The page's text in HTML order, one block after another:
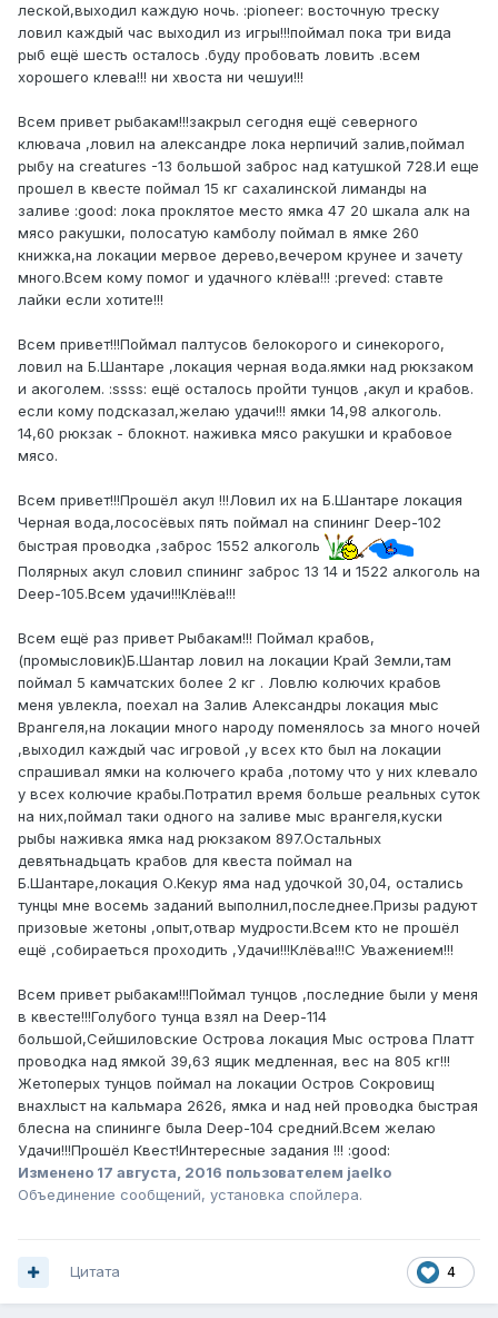
леской,выходил каждую ночь. :pioneer: восточную треску
ловил каждый час выходил из игры!!!поймал пока три вида
рыб ещё шесть осталось .буду пробовать ловить .всем
хорошего клева!!! ни хвоста ни чешуи!!!
Всем привет рыбакам!!!закрыл сегодня ещё северного
клювача ,ловил на александре лока нерпичий залив,поймал
рыбу на creatures -13 большой заброс над катушкой 728.И еще
прошел в квесте поймал 15 кг сахалинской лиманды на
заливе :good: лока проклятое место ямка 47 20 шкала алк на
мясо ракушки, полосатую камболу поймал в ямке 260
книжка,на локации мервое дерево,вечером крунее и зачету
много.Всем кому помог и удачного клёва!!! :preved: ставте
лайки если хотите!!!
Всем привет!!!Поймал палтусов белокорого и синекорого,
ловил на Б.Шантаре ,локация черная вода.ямки над рюкзаком
и акоголем. :ssss: ещё осталось пройти тунцов ,акул и крабов.
если кому подсказал,желаю удачи!!! ямки 14,98 алкоголь.
14,60 рюкзак - блокнот. наживка мясо ракушки и крабовое
мясо.
Всем привет!!!Прошёл акул !!!Ловил их на Б.Шантаре локация
Черная вода,лососёвых пять поймал на спининг Deep-102
быстрая проводка ,заброс 1552 алкоголь
Полярных акул словил спининг заброс 13 14 и 1522 алкоголь на
Deep-105.Всем удачи!!!Клёва!!!
Всем ещё раз привет Рыбакам!!! Поймал крабов,
(промысловик)Б.Шантар ловил на локации Край Земли,там
поймал 5 камчатских более 2 кг . Ловлю колючих крабов
меня увлекла, поехал на Залив Александры локация мыс
Врангеля,на локации много народу поменялось за много ночей
,выходил каждый час игровой ,у всех кто был на локации
спрашивал ямки на колючего краба ,потому что у них клевало
у всех колючие крабы.Потратил время больше реальных суток
на них,поймал таки одного на заливе мыс врангеля,куски
рыбы наживка ямка над рюкзаком 897.Остальных
девятьнадьцать крабов для квеста поймал на
Б.Шантаре,локация О.Кекур яма над удочкой 30,04, остались
тунцы мне восемь заданий выполнил,последнее.Призы радуют
призовые жетоны ,опыт,отвар мудрости.Всем кто не прошёл
ещё ,собираеться проходить ,Удачи!!!Клёва!!!С Уважением!!!
Всем привет рыбакам!!!Поймал тунцов ,последние были у меня
в квесте!!!Голубого тунца взял на Deep-114
большой,Сейшиловские Острова локация Мыс острова Платт
проводка над ямкой 39,63 ящик медленная, вес на 805 кг!!!
Жетоперых тунцов поймал на локации Остров Сокровищ
внахлыст на кальмара 2626, ямка и над ней проводка быстрая
блесна на спининге была Deep-104 средний.Всем желаю
Удачи!!!Прошёл Квест!Интересные задания !!! :good:
Изменено 17 августа, 2016 пользователем jaelko
Объединение сообщений, установка спойлера.
4
Цитата